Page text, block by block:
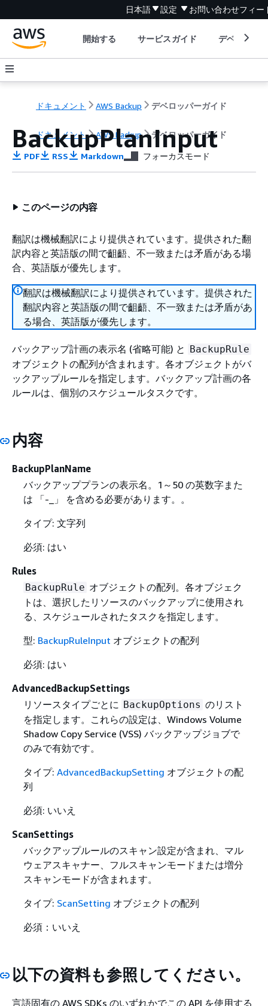
日本語 設定 お問い合わせフィー
開始する サービスガイド デベロッパ
ドキュメント AWS Backup デベロッパーガイド
ドキュメント AWS Backup デベロッパーガイド
BackupPlanInput
PDF RSS Markdown フォーカスモード
このページの内容
翻訳は機械翻訳により提供されています。提供された翻
訳内容と英語版の間で齟齬、不一致または矛盾がある場
合、英語版が優先します。
翻訳は機械翻訳により提供されています。提供された
翻訳内容と英語版の間で齟齬、不一致または矛盾があ
る場合、英語版が優先します。
バックアップ計画の表示名 (省略可能) と BackupRule
オブジェクトの配列が含まれます。各オブジェクトがバ
ックアップルールを指定します。バックアップ計画の各
ルールは、個別のスケジュールタスクです。
内容
BackupPlanName
バックアッププランの表示名。1～50 の英数字また
は 「-_」 を含める必要があります。。
タイプ: 文字列
必須: はい
Rules
BackupRule オブジェクトの配列。各オブジェク
トは、選択したリソースのバックアップに使用され
る、スケジュールされたタスクを指定します。
型: BackupRuleInput オブジェクトの配列
必須: はい
AdvancedBackupSettings
リソースタイプごとに BackupOptions のリスト
を指定します。これらの設定は、Windows Volume
Shadow Copy Service (VSS) バックアップジョブで
のみで有効です。
タイプ: AdvancedBackupSetting オブジェクトの配
列
必須: いいえ
ScanSettings
バックアップルールのスキャン設定が含まれ、マル
ウェアスキャナー、フルスキャンモードまたは増分
スキャンモードが含まれます。
タイプ: ScanSetting オブジェクトの配列
必須：いいえ
以下の資料も参照してください。
言語固有の AWS SDKs のいずれかでこの API を使用する